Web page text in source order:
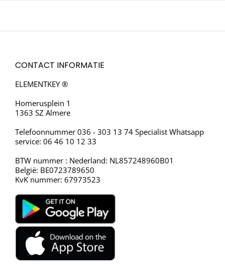
CONTACT INFORMATIE
ELEMENTKEY ®
Homerusplein 1
1363 SZ Almere
Telefoonnummer 036 - 303 13 74 Specialist Whatsapp
service: 06 46 10 12 33
BTW nummer : Nederland: NL857248960B01
België: BE0723789650
KvK nummer: 67973523